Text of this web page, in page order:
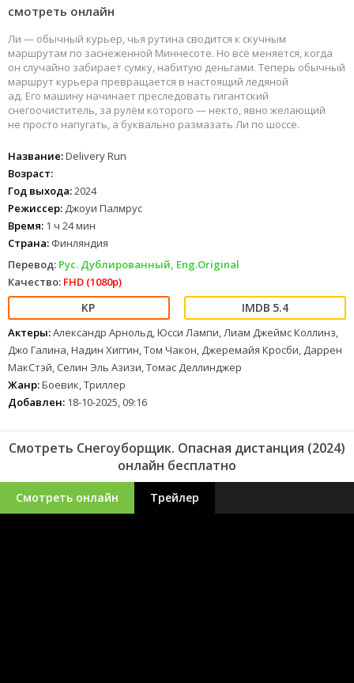
смотреть онлайн
Ли — обычный курьер, чья рутина сводится к скучным
маршрутам по заснеженной Миннесоте. Но всё меняется, когда
он случайно забирает сумку, набитую деньгами. Теперь обычный
маршрут курьера превращается в настоящий ледяной
ад. Его машину начинает преследовать гигантский
снегоочиститель, за рулём которого — некто, явно желающий
не просто напугать, а буквально размазать Ли по шоссе.
Название:Delivery Run
Возраст:
Год выхода:2024
Режиссер: Джоуи Палмрус
Время: 1 ч 24 мин
Страна: Финляндия
Перевод: Рус. Дублированный, Eng.Original
Качество: FHD (1080p)
5.4
Актеры:Александр Арнольд, Юсси Лампи, Лиам Джеймс Коллинз,
Джо Галина, Надин Хиггин, Том Чакон, Джеремайя Кросби, Даррен
МакСтэй, Селин Эль Азизи, Томас Деллинджер
Жанр:Боевик, Триллер
Добавлен: 18-10-2025, 09:16
Смотреть Снегоуборщик. Опасная дистанция (2024)
онлайн бесплатно
Смотреть онлайн Трейлер